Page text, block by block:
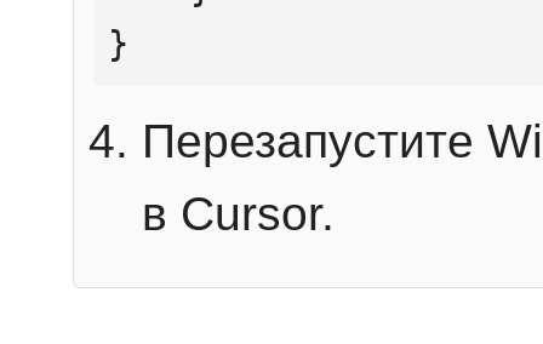
}
Перезапустите
в Cursor.